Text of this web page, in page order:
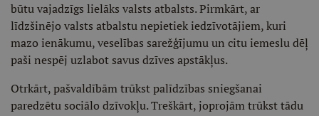
būtu vajadzīgs lielāks valsts atbalsts. Pirmkārt, ar
līdzšinējo valsts atbalstu nepietiek iedzīvotājiem, kuri
mazo ienākumu, veselības sarežģījumu un citu iemeslu dēļ
paši nespēj uzlabot savus dzīves apstākļus.
Otrkārt, pašvaldībām trūkst palīdzības sniegšanai
paredzētu sociālo dzīvokļu. Treškārt, joprojām trūkst tādu